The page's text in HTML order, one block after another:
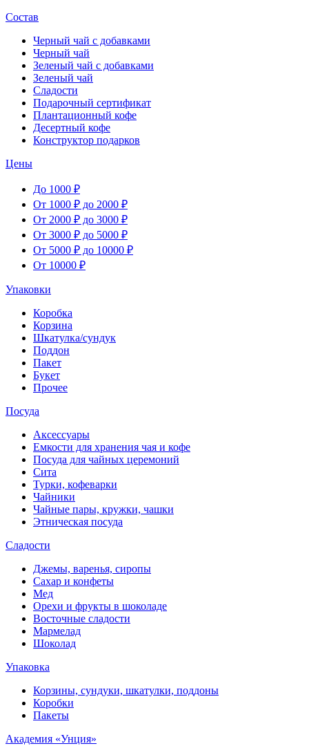
Состав
Черный чай с добавками
Черный чай
Зеленый чай с добавками
Зеленый чай
Сладости
Подарочный сертификат
Плантационный кофе
Десертный кофе
Конструктор подарков
Цены
До 1000 ₽
От 1000 ₽ до 2000 ₽
От 2000 ₽ до 3000 ₽
От 3000 ₽ до 5000 ₽
От 5000 ₽ до 10000 ₽
От 10000 ₽
Упаковки
Коробка
Корзина
Шкатулка/сундук
Поддон
Пакет
Букет
Прочее
Посуда
Аксессуары
Емкости для хранения чая и кофе
Посуда для чайных церемоний
Сита
Турки, кофеварки
Чайники
Чайные пары, кружки, чашки
Этническая посуда
Сладости
Джемы, варенья, сиропы
Сахар и конфеты
Мед
Орехи и фрукты в шоколаде
Восточные сладости
Мармелад
Шоколад
Упаковка
Корзины, сундуки, шкатулки, поддоны
Коробки
Пакеты
Академия «Унция»